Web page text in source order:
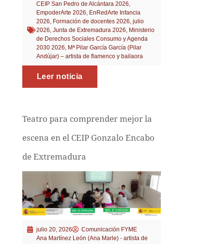
CEIP San Pedro de Alcántara 2026,
EmpoderArte 2026, EnRedArte Infancia
2026, Formación de docentes 2026, julio
2026, Junta de Extremadura 2026, Ministerio
de Derechos Sociales Consumo y Agenda
2030 2026, Mª Pilar García García (Pilar
Andújar) – artista de flamenco y bailaora
Leer noticia
Teatro para comprender mejor la
escena en el CEIP Gonzalo Encabo
de Extremadura
julio 20, 2026
Comunicación FYME
Ana Martínez León (Ana Marle) - artista de